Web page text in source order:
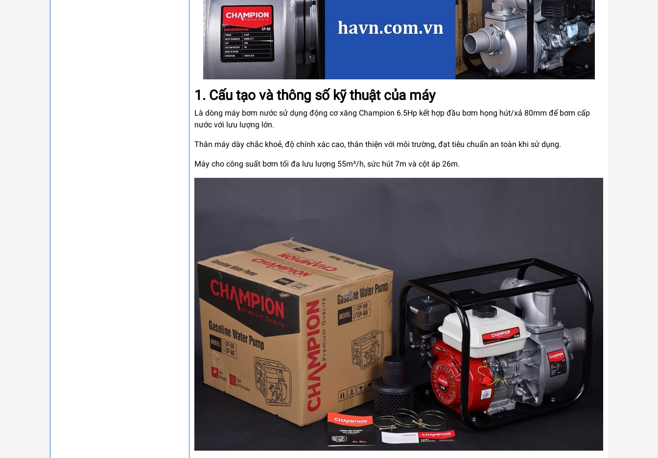
1. Cấu tạo và thông số kỹ thuật của máy
Là dòng máy bơm nước sử dụng động cơ xăng Champion 6.5Hp kết hợp đầu bơm họng hút/xả 80mm để bơm cấp
nước với lưu lượng lớn.
Thân máy dày chắc khoẻ, độ chính xác cao, thân thiện với môi trường, đạt tiêu chuẩn an toàn khi sử dụng.
Máy cho công suất bơm tối đa lưu lượng 55m³/h, sức hút 7m và cột áp 26m.